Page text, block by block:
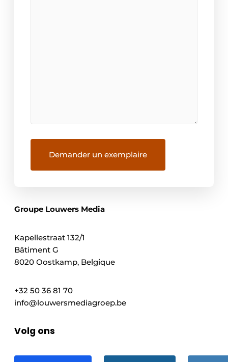
Groupe Louwers Media
Kapellestraat 132/1
Bâtiment G
8020 Oostkamp, Belgique
+32 50 36 81 70
info@louwersmediagroep.be
Volg ons